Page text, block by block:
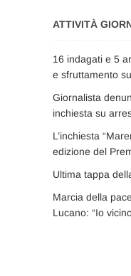
ATTIVITÀ
16 indagati e 5
e sfruttamento
Giornalista
inchiesta su
L’inchiesta
edizione del
Ultima tappa
Marcia della
Lucano: “Io